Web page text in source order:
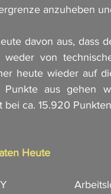
anzuheben
davon aus, dass
weder von
heute wieder auf
Punkte aus gehen
bei ca. 15.920
Heute
JPY